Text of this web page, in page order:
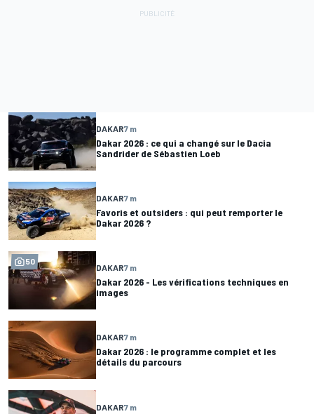
DAKAR7 m
Dakar 2026 : ce qui a changé sur le Dacia
Sandrider de Sébastien Loeb
DAKAR7 m
Favoris et outsiders : qui peut remporter le
Dakar 2026 ?
50
DAKAR7 m
Dakar 2026 - Les vérifications techniques en
images
DAKAR7 m
Dakar 2026 : le programme complet et les
détails du parcours
DAKAR7 m